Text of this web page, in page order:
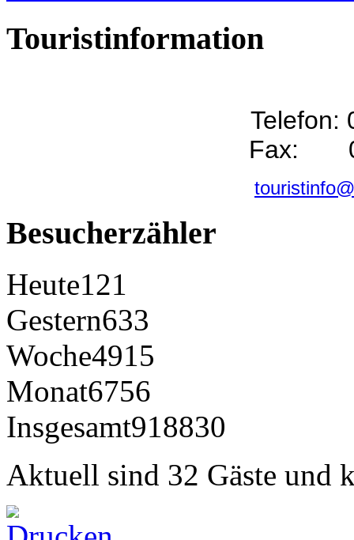
Touristinformation
Telefon:
Fax:
Besucherzähler
Heute121
Gestern633
Woche4915
Monat6756
Insgesamt918830
Aktuell sind 32 Gäste und